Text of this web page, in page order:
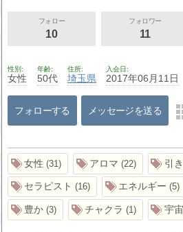
フォロー
10
フォロワー
11
性別
女性
年齢
50代
住所
埼玉県
入会日
2017年06月11日
フォローする メッセージを送る
女性 31 アロマ 22 引
セラピスト 16 エネルギー 5
豊か 3 チャクラ 1 宇